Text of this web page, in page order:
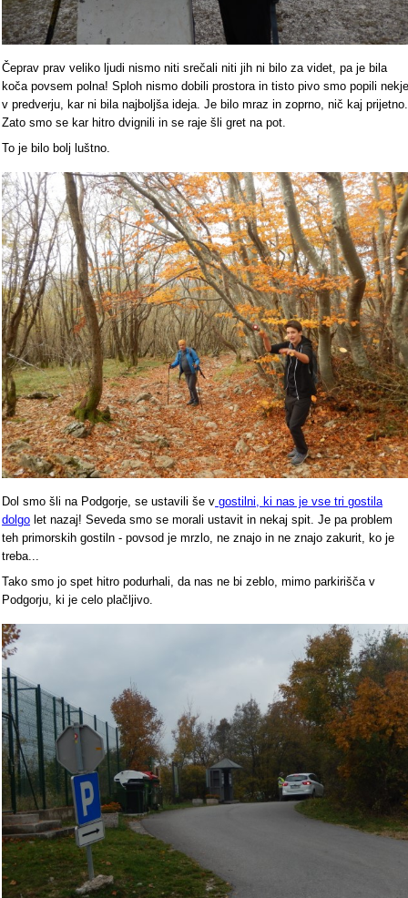
Čeprav prav veliko ljudi nismo niti srečali niti jih ni bilo za videt, pa je bila
koča povsem polna! Sploh nismo dobili prostora in tisto pivo smo popili nekje
v predverju, kar ni bila najboljša ideja. Je bilo mraz in zoprno, nič kaj prijetno.
Zato smo se kar hitro dvignili in se raje šli gret na pot.
To je bilo bolj luštno.
Dol smo šli na Podgorje, se ustavili še v gostilni, ki nas je vse tri gostila
dolgo let nazaj! Seveda smo se morali ustavit in nekaj spit. Je pa problem
teh primorskih gostiln - povsod je mrzlo, ne znajo in ne znajo zakurit, ko je
treba...
Tako smo jo spet hitro podurhali, da nas ne bi zeblo, mimo parkirišča v
Podgorju, ki je celo plačljivo.